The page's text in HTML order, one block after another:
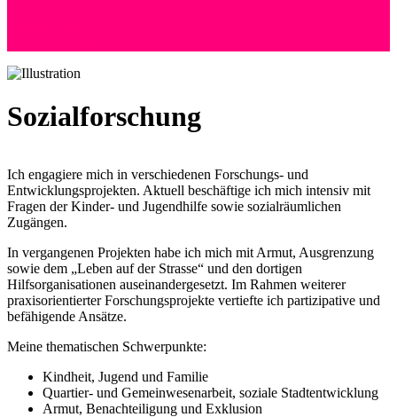
Sozialforschung
Ich engagiere mich in verschiedenen Forschungs- und
Entwicklungsprojekten. Aktuell beschäftige ich mich intensiv mit
Fragen der Kinder- und Jugendhilfe sowie sozialräumlichen
Zugängen.
In vergangenen Projekten habe ich mich mit Armut, Ausgrenzung
sowie dem „Leben auf der Strasse“ und den dortigen
Hilfsorganisationen auseinandergesetzt. Im Rahmen weiterer
praxisorientierter Forschungsprojekte vertiefte ich partizipative und
befähigende Ansätze.
Meine thematischen Schwerpunkte:
Kindheit, Jugend und Familie
Quartier- und Gemeinwesenarbeit, soziale Stadtentwicklung
Armut, Benachteiligung und Exklusion